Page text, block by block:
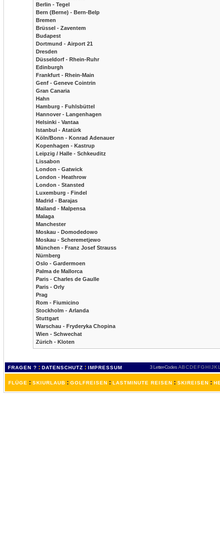
Berlin - Tegel
Bern (Berne) - Bern-Belp
Bremen
Brüssel - Zaventem
Budapest
Dortmund - Airport 21
Dresden
Düsseldorf - Rhein-Ruhr
Edinburgh
Frankfurt - Rhein-Main
Genf - Geneve Cointrin
Gran Canaria
Hahn
Hamburg - Fuhlsbüttel
Hannover - Langenhagen
Helsinki - Vantaa
Istanbul - Atatürk
Köln/Bonn - Konrad Adenauer
Kopenhagen - Kastrup
Leipzig / Halle - Schkeuditz
Lissabon
London - Gatwick
London - Heathrow
London - Stansted
Luxemburg - Findel
Madrid - Barajas
Mailand - Malpensa
Malaga
Manchester
Moskau - Domodedowo
Moskau - Scheremetjewo
München - Franz Josef Strauss
Nürnberg
Oslo - Gardermoen
Palma de Mallorca
Paris - Charles de Gaulle
Paris - Orly
Prag
Rom - Fiumicino
Stockholm - Arlanda
Stuttgart
Warschau - Fryderyka Chopina
Wien - Schwechat
Zürich - Kloten
FRAGEN ? : DATENSCHUTZ : IMPRESSUM 3 Letter-Codes ABCDEFGH IJKL
FLÜGE : SKIURLAUB : GOLFREISEN : LASTMINUTE REISEN : SKIREISEN :